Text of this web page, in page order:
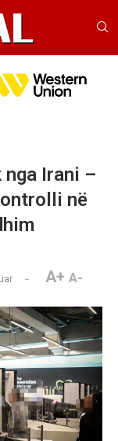
Irani –
në
A+ A-